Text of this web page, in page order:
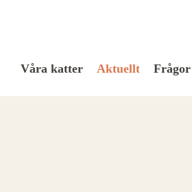
Våra katter Aktuellt